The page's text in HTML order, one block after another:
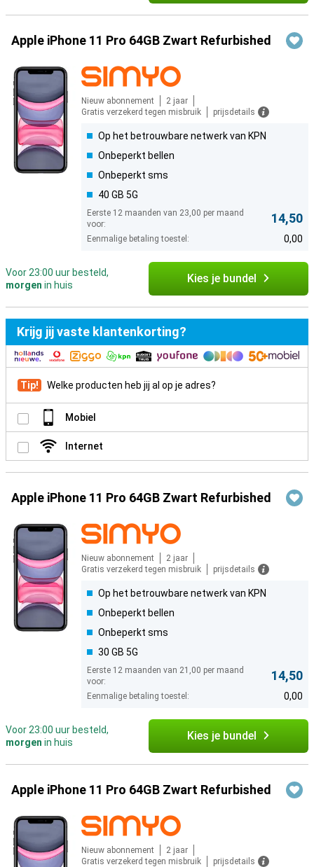
Apple iPhone 11 Pro 64GB Zwart Refurbished
Nieuw abonnement
2 jaar
Gratis verzekerd tegen misbruik
prijsdetails
Op het betrouwbare netwerk van KPN
Onbeperkt bellen
Onbeperkt sms
40 GB 5G
Eerste 12 maanden van 23,00 per maand
voor:
14,50
Eenmalige betaling toestel: 0,00
Voor 23:00 uur besteld,
morgen in huis Kies je bundel
Krijg jij vaste klantenkorting?
Tip! Welke producten heb jij al op je adres?
Mobiel
Internet
Apple iPhone 11 Pro 64GB Zwart Refurbished
Nieuw abonnement
2 jaar
Gratis verzekerd tegen misbruik
prijsdetails
Op het betrouwbare netwerk van KPN
Onbeperkt bellen
Onbeperkt sms
30 GB 5G
Eerste 12 maanden van 21,00 per maand
voor:
14,50
Eenmalige betaling toestel: 0,00
Voor 23:00 uur besteld,
morgen in huis Kies je bundel
Apple iPhone 11 Pro 64GB Zwart Refurbished
Nieuw abonnement
2 jaar
Gratis verzekerd tegen misbruik
prijsdetails